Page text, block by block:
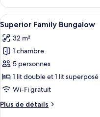
le
type
de
chambre
Superior
Garden
Afficher
toutes
les
photos
pour
ce
type
chambre :
17
Superior Family Bungalow
32 m²
1 chambre
5 personnes
1 lit double et 1 lit superposé
Wi-Fi gratuit
Plus de détails
Plus